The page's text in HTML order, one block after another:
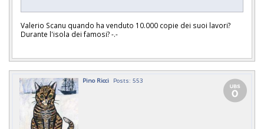
Valerio Scanu quando ha venduto 10.000 copie dei suoi lavori?
Durante l'isola dei famosi? -.-
Pino Ricci Posts: 553